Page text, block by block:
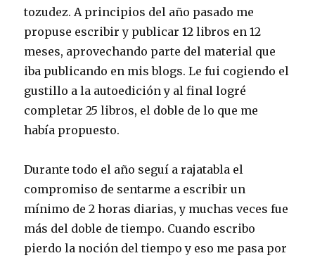
tozudez. A principios del año pasado me
propuse escribir y publicar 12 libros en 12
meses, aprovechando parte del material que
iba publicando en mis blogs. Le fui cogiendo el
gustillo a la autoedición y al final logré
completar 25 libros, el doble de lo que me
había propuesto.
Durante todo el año seguí a rajatabla el
compromiso de sentarme a escribir un
mínimo de 2 horas diarias, y muchas veces fue
más del doble de tiempo. Cuando escribo
pierdo la noción del tiempo y eso me pasa por